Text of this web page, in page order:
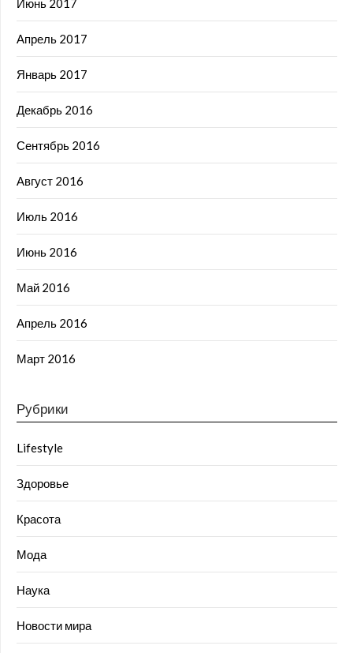
Июнь 2017
Апрель 2017
Январь 2017
Декабрь 2016
Сентябрь 2016
Август 2016
Июль 2016
Июнь 2016
Май 2016
Апрель 2016
Март 2016
Рубрики
Lifestyle
Здоровье
Красота
Мода
Наука
Новости мира